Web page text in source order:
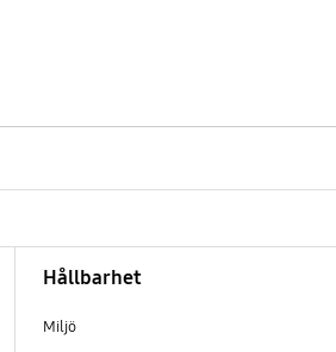
Hållbarhet
Miljö